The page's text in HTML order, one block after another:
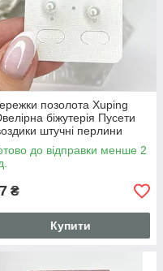
позолота Xuping
біжутерія Пусети
штучні перлини
6 мм S15294
до відправки менше 2
₴
Купити